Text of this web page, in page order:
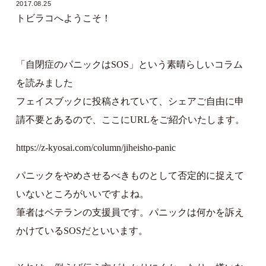
2017.08.25
トビラコへようこそ！
「自閉症のパニックはSOS」という素晴らしいコラム
を読みました
フェイスブックに投稿されていて、シェアご自由に申
請不要とあるので、ここにURLをご紹介いたします。
https://z-kyosai.com/column/jiheisho-panic
パニックをやめさせるべきものとして否定的に捉えて
いないところがいいですよね。
筆者はベテランの支援員です。パニックは何かを訴え
かけているSOSだといいます。